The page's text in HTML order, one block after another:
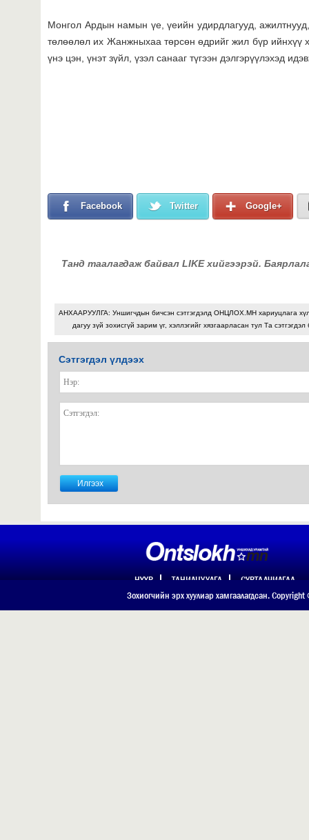
Монгол Ардын намын үе, үеийн удирдлагууд,
төлөөлөл их Жанжныхаа төрсөн өдрийг жил бүр ийнхүү
үнэ цэн, үнэт зүйл, үзэл санааг түгээн дэлгэрүүлэхэд
Facebook Twitter Google+
Танд таалагдаж байвал LIKE хийгээрэй.
АНХААРУУЛГА: Уншигчдын бичсэн сэтгэгдэлд ОНЦЛОХ.МН хариуцлага
дагуу зүй зохисгүй зарим үг, хэллэгийг хязгаарласан тул Та
Сэтгэгдэл үлдээх
НҮҮР ТАНИЛЦУУЛГА СУРТАЛЧИЛГАА
ХОЛБОО БАРИХ
Зохиогчийн эрх хуулиар хамгаалагдсан.